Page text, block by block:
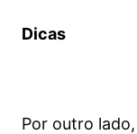
Dicas
Por outro